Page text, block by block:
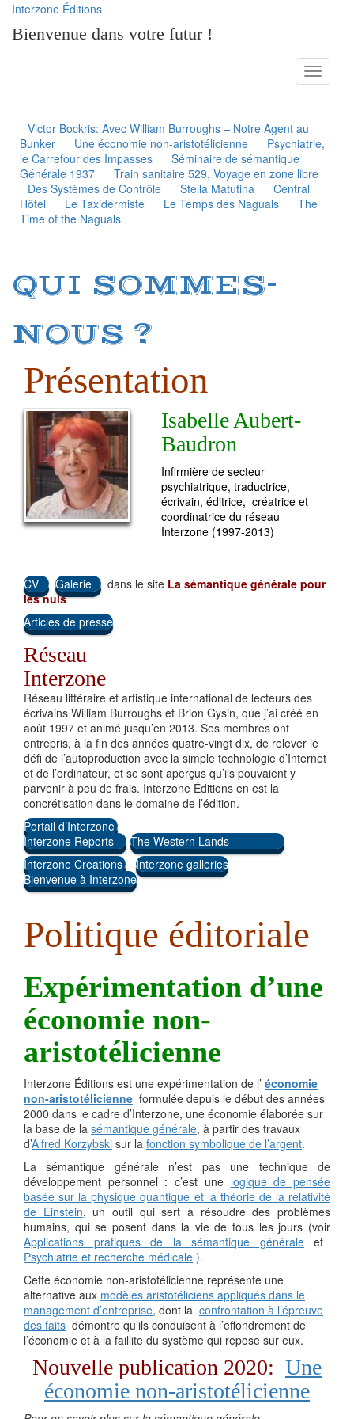
Interzone Éditions
Bienvenue dans votre futur !
Toggle
Victor Bockris: Avec William Burroughs – Notre Agent au
Bunker
Une économie non-aristotélicienne
Psychiatrie,
le Carrefour des Impasses
Séminaire de sémantique
Générale 1937
Train sanitaire 529, Voyage en zone libre
Des Systèmes de Contrôle
Stella Matutina
Central
Hôtel
Le Taxidermiste Le Temps des Naguals
The
Time of the Naguals
QUI SOMMES-
NOUS ?
Présentation
Isabelle Aubert-
Baudron
Infirmière de secteur
psychiatrique, traductrice,
écrivain, éditrice, créatrice et
coordinatrice du réseau
Interzone (1997-2013)
CV Galeriedans le site La sémantique générale pour
les nuls
Articles de presse
Réseau
Interzone
Réseau littéraire et artistique international de lecteurs des
écrivains William Burroughs et Brion Gysin, que j’ai créé en
août 1997 et animé jusqu’en 2013. Ses membres ont
entrepris, à la fin des années quatre-vingt dix, de relever le
défi de l’autoproduction avec la simple technologie d’Internet
et de l’ordinateur, et se sont aperçus qu’ils pouvaient y
parvenir à peu de frais. Interzone Éditions en est la
concrétisation dans le domaine de l’édition.
Portail d’Interzone
Interzone Reports The Western Lands
Interzone Creations
Interzone galleries
Bienvenue à Interzone
Politique éditoriale
Expérimentation d’une
économie non-
aristotélicienne
Interzone Éditions est une expérimentation de l’ économie
non-aristotélicienne formulée depuis le début des années
2000 dans le cadre d’Interzone, une économie élaborée sur
la base de la sémantique générale, à partir des travaux
d’Alfred Korzybski sur la fonction symbolique de l’argent.
La sémantique générale n’est pas une technique de
développement personnel : c’est une logique de pensée
basée sur la physique quantique et la théorie de la relativité
de Einstein, un outil qui sert à résoudre des problèmes
humains, qui se posent dans la vie de tous les jours (voir
Applications pratiques de la sémantique générale
et
Psychiatrie et recherche médicale ).
Cette économie non-aristotélicienne représente une
alternative aux modèles aristotéliciens appliqués dans le
management d’entreprise, dont la confrontation à l’épreuve
des faits démontre qu’ils conduisent à l’effondrement de
l’économie et à la faillite du système qui repose sur eux.
Nouvelle publication 2020: Une
économie non-aristotélicienne